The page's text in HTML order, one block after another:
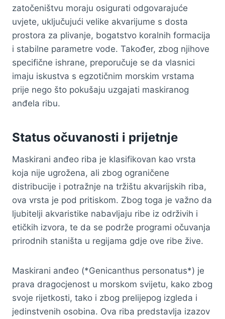
zatočeništvu moraju osigurati odgovarajuće
uvjete, uključujući velike akvarijume s dosta
prostora za plivanje, bogatstvo koralnih formacija
i stabilne parametre vode. Također, zbog njihove
specifične ishrane, preporučuje se da vlasnici
imaju iskustva s egzotičnim morskim vrstama
prije nego što pokušaju uzgajati maskiranog
anđela ribu.
Status očuvanosti i prijetnje
Maskirani anđeo riba je klasifikovan kao vrsta
koja nije ugrožena, ali zbog ograničene
distribucije i potražnje na tržištu akvarijskih riba,
ova vrsta je pod pritiskom. Zbog toga je važno da
ljubitelji akvaristike nabavljaju ribe iz održivih i
etičkih izvora, te da se podrže programi očuvanja
prirodnih staništa u regijama gdje ove ribe žive.
Maskirani anđeo (*Genicanthus personatus*) je
prava dragocjenost u morskom svijetu, kako zbog
svoje rijetkosti, tako i zbog prelijepog izgleda i
jedinstvenih osobina. Ova riba predstavlja izazov